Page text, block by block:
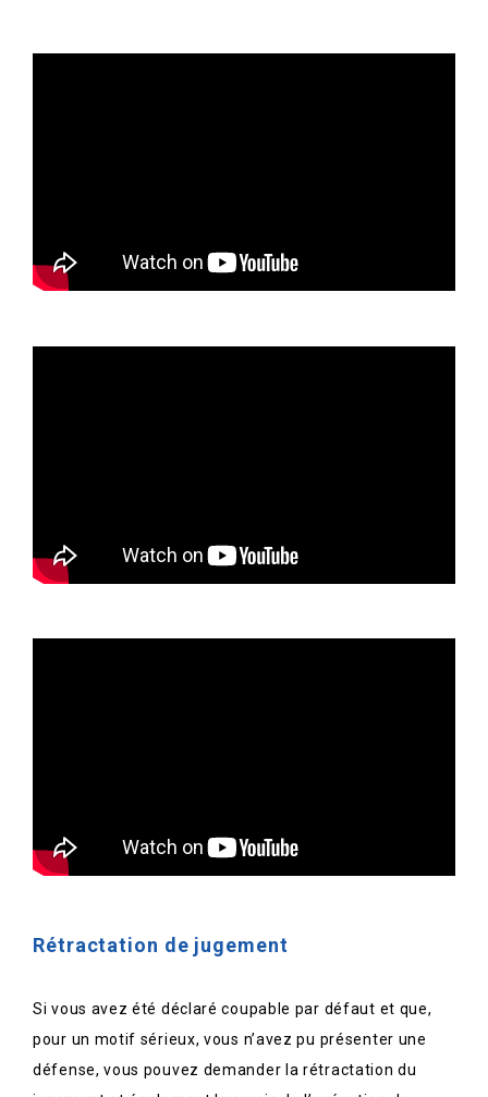
Rétractation de jugement
Si vous avez été déclaré coupable par défaut et que,
pour un motif sérieux, vous n’avez pu présenter une
défense, vous pouvez demander la rétractation du